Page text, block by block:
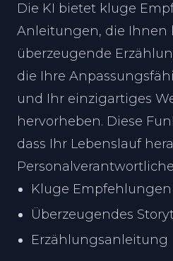
Die KI bietet kluge
Anleitungen, die Ihnen
überzeugende
die Ihre
und Ihr einzigartiges
hervorheben. Diese
dass Ihr Lebenslauf
Kluge Empfehlungen
Überzeugendes
Erzählungsanleitung